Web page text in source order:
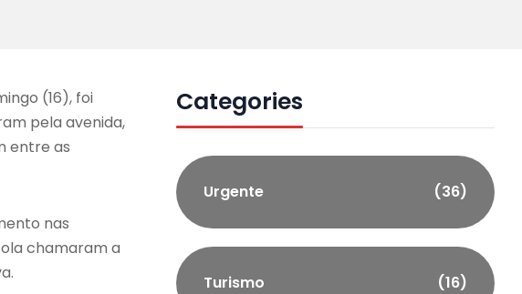
(16), foi
pela avenida,
entre as
nas
chamaram a
Categories
Urgente (36)
Turismo (16)